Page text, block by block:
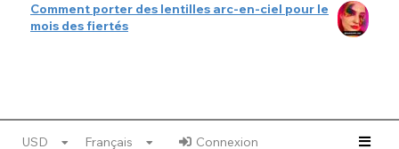
Comment porter des lentilles arc-en-ciel pour le
mois des fiertés
USD Français Connexion